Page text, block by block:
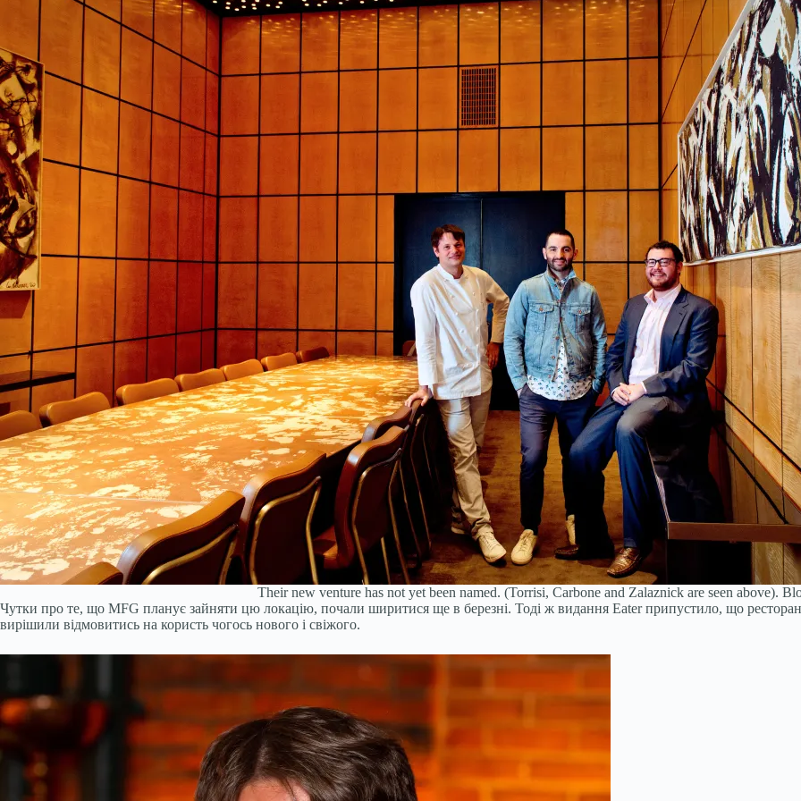
Their new venture has not yet been named. (Torrisi, Carbone and Zalaznick are seen above).
Чутки про те, що MFG планує зайняти цю локацію, почали ширитися ще в березні. Тоді ж видання Eater припустило, що
вирішили відмовитись на користь чогось нового і свіжого.